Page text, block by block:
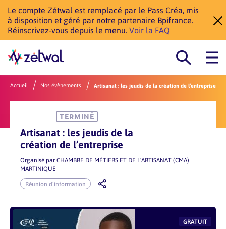
Le compte Zétwal est remplacé par le Pass Créa, mis
à disposition et géré par notre partenaire Bpifrance.
Réinscrivez-vous depuis le menu.Voir la FAQ
Accueil Nos évènements Artisanat : les jeudis de la création de l’entreprise
Artisanat : les jeudis de la
création de l’entreprise
Organisé parCHAMBRE DE MÉTIERS ET DE L'ARTISANAT (CMA)
MARTINIQUE
TERMINÉ
Réunion d’information
GRATUIT